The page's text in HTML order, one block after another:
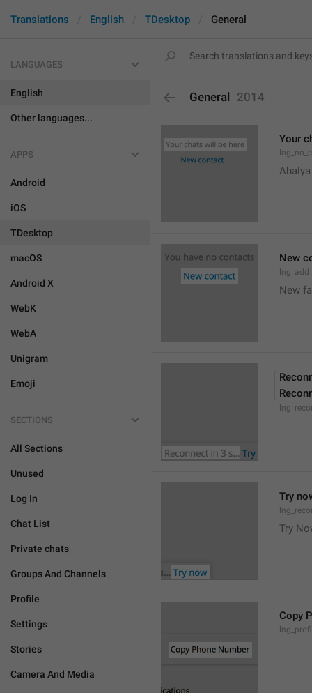
Translations English TDesktop General
LANGUAGES
English
Other languages...
APPS
Android
iOS
TDesktop
macOS
Android X
WebK
WebA
Unigram
Emoji
SECTIONS
All Sections
Unused
Log In
Chat List
Private chats
Groups And Channels
Profile
Settings
Stories
Camera And Media
General 2014
Your
New
New
Try
Try
Copy